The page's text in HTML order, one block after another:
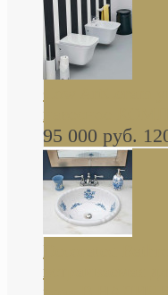
навесное
95 000 руб.
Decorated
встраиваемая